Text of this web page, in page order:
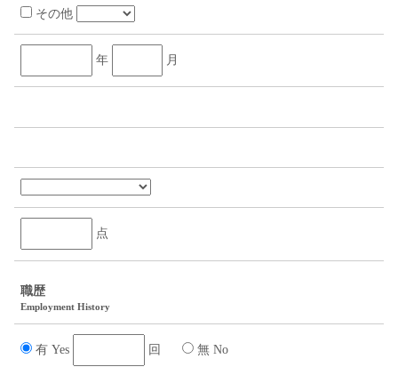
その他
年 月
点
職歴
Employment History
有 Yes 回 無 No